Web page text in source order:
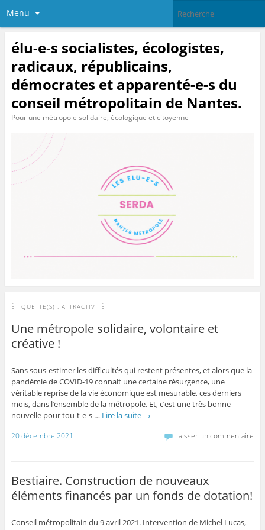
Menu
élu-e-s socialistes, écologistes,
radicaux, républicains,
démocrates et apparenté-e-s du
conseil métropolitain de Nantes.
Pour une métropole solidaire, écologique et citoyenne
ÉTIQUETTE(S) : ATTRACTIVITÉ
Une métropole solidaire, volontaire et
créative !
Sans sous-estimer les difficultés qui restent présentes, et alors que la
pandémie de COVID-19 connait une certaine résurgence, une
véritable reprise de la vie économique est mesurable, ces derniers
mois, dans l’ensemble de la métropole. Et, c’est une très bonne
nouvelle pour tou-t-e-s … Lire la suite →
20 décembre 2021 Laisser un commentaire
Bestiaire. Construction de nouveaux
éléments financés par un fonds de dotation!
Conseil métropolitain du 9 avril 2021. Intervention de Michel Lucas,